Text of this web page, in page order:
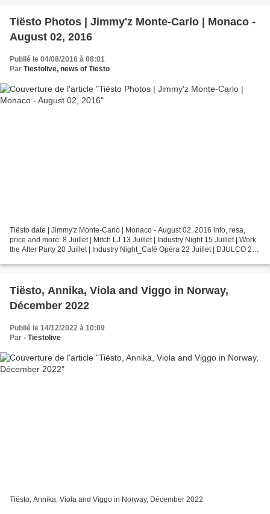
Tiësto Photos | Jimmy'z Monte-Carlo | Monaco -
August 02, 2016
Publié le 04/08/2016 à 08:01
Par Tiestolive, news of Tiesto
Tiësto date | Jimmy'z Monte-Carlo | Monaco - August 02, 2016 info, resa,
price and more: 8 Juillet | Mitch LJ 13 Juillet | Industry Night 15 Juillet | Work
the After Party 20 Juillet | Industry Night_Café Opéra 22 Juillet | DJULCO 23
Tiësto, Annika, Viola and Viggo in Norway,
Décember 2022
Publié le 14/12/2022 à 10:09
Par - Tiëstolive
Tiësto, Annika, Viola and Viggo in Norway, Décember 2022